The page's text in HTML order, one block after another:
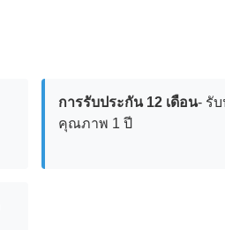
การรับประกัน 12 เดือน- รั
คุณภาพ 1 ปี